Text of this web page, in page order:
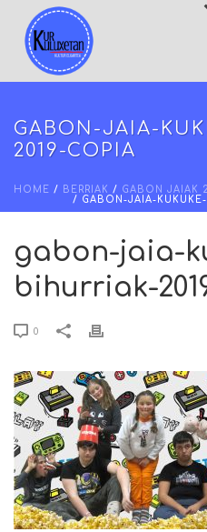
GABON-JAIA-
2019-COPIA
HOME / BERRIAK /
GABON JAIAK
/ GABON-JAIA-
gabon-jaia-
bihurriak-
0